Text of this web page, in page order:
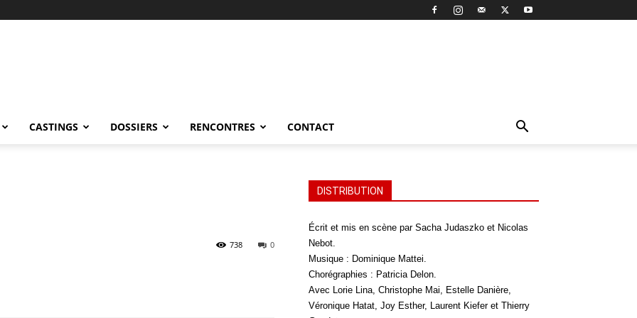
CASTINGS DOSSIERS RENCONTRES CONTACT
0
738
DISTRIBUTION
Écrit et mis en scène par Sacha Judaszko et Nicolas
Nebot.
Musique : Dominique Mattei.
Chorégraphies : Patricia Delon.
Avec Lorie Lina, Christophe Mai, Estelle Danière,
Véronique Hatat, Joy Esther, Laurent Kiefer et Thierry